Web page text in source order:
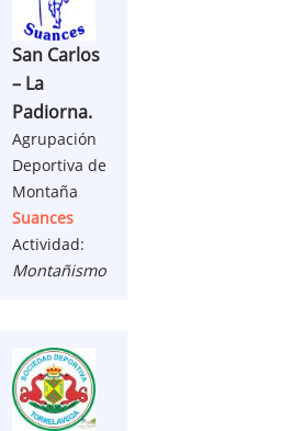
San Carlos
– La
Padiorna.
Agrupación
Deportiva de
Montaña
Suances
Actividad:
Montañismo